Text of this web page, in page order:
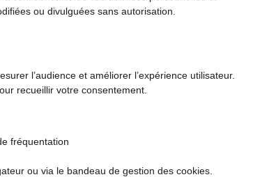
ou divulguées sans autorisation.
l’audience et améliorer l’expérience utilisateur.
recueillir votre consentement.
fréquentation
ou via le bandeau de gestion des cookies.